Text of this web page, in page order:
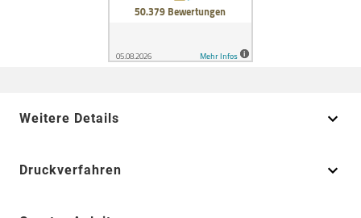
Weitere Details
Druckverfahren